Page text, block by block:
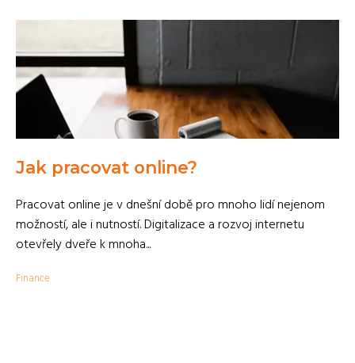
Jak pracovat online?
Pracovat online je v dnešní době pro mnoho lidí nejenom
možností, ale i nutností. Digitalizace a rozvoj internetu
otevřely dveře k mnoha...
Finance